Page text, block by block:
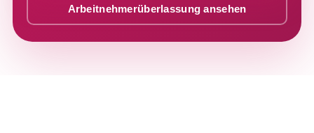
Arbeitnehmerüberlassung ansehen